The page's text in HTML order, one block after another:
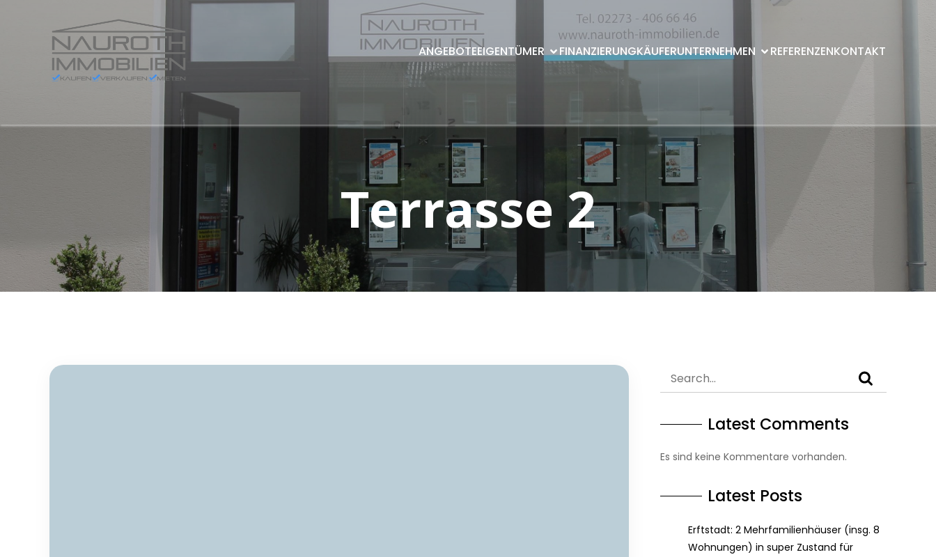
ANGEBOTEEIGENTÜMER FINANZIERUNGKÄUFERUNTERNEHMEN REFERENZENKONTAKT
Terrasse 2
Latest Comments
Es sind keine Kommentare vorhanden.
Latest Posts
Erftstadt: 2 Mehrfamilienhäuser (insg. 8
Wohnungen) in super Zustand für